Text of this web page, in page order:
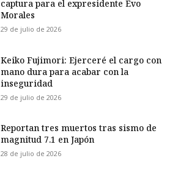
captura para el expresidente Evo
Morales
29 de julio de 2026
Keiko Fujimori: Ejerceré el cargo con
mano dura para acabar con la
inseguridad
29 de julio de 2026
Reportan tres muertos tras sismo de
magnitud 7.1 en Japón
28 de julio de 2026